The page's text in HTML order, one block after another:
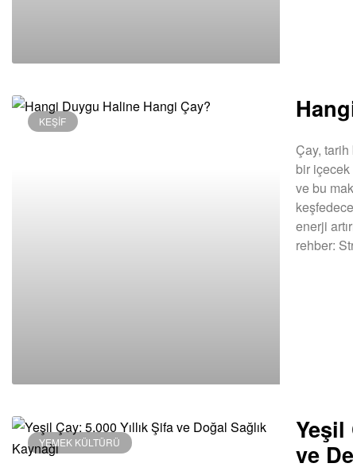
KEŞIF
Çay,
bir içecek
ve bu
enerji
rehber:
YEMEK KÜLTÜRÜ
Yeşil
ve